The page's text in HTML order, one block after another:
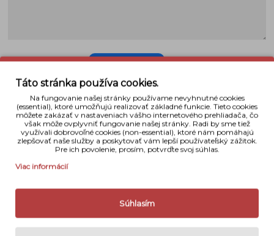
Zdieľať na
DOPORUČENÉ PRÍSLUŠENSTVO
NOVINKA
Nástenný kalendár 2026 A3 Puzzle z fotky (rôzne veľkosti)
Táto stránka používa cookies.
Na fungovanie našej stránky používame nevyhnutné cookies
(essential), ktoré umožňujú realizovať základné funkcie. Tieto cookies
môžete zakázať v nastaveniach vášho internetového prehliadača, čo
však môže ovplyvniť fungovanie našej stránky. Radi by sme tiež
využívali dobrovoľné cookies (non-essential), ktoré nám pomáhajú
zlepšovať naše služby a poskytovať vám lepší používateľský zážitok.
Pre ich povolenie, prosím, potvrďte svoj súhlas.
Viac informácií
Súhlasím